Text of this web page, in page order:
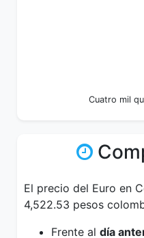
Cuatro mil
El precio del Euro en
4,522.53 pesos
Frente al día